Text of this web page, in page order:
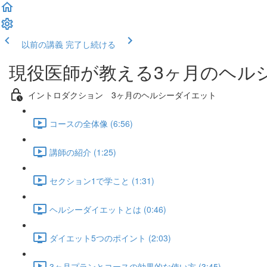
以前の講義 完了し続ける
現役医師が教える3ヶ月のヘル
イントロダクション 3ヶ月のヘルシーダイエット
コースの全体像 (6:56)
講師の紹介 (1:25)
セクション1で学こと (1:31)
ヘルシーダイエットとは (0:46)
ダイエット5つのポイント (2:03)